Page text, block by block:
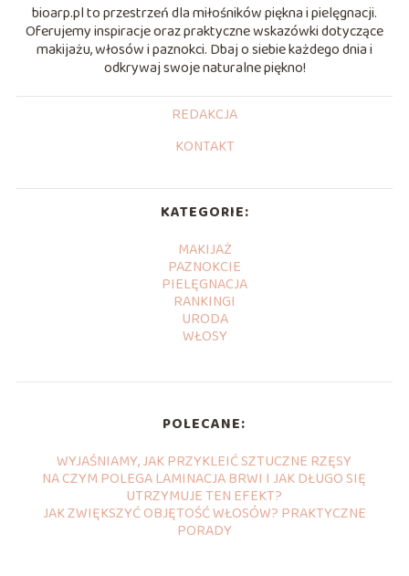
bioarp.pl to przestrzeń dla miłośników piękna i pielęgnacji.
Oferujemy inspiracje oraz praktyczne wskazówki dotyczące
makijażu, włosów i paznokci. Dbaj o siebie każdego dnia i
odkrywaj swoje naturalne piękno!
REDAKCJA
KONTAKT
KATEGORIE:
MAKIJAŻ
PAZNOKCIE
PIELĘGNACJA
RANKINGI
URODA
WŁOSY
POLECANE:
WYJAŚNIAMY, JAK PRZYKLEIĆ SZTUCZNE RZĘSY
NA CZYM POLEGA LAMINACJA BRWI I JAK DŁUGO SIĘ
UTRZYMUJE TEN EFEKT?
JAK ZWIĘKSZYĆ OBJĘTOŚĆ WŁOSÓW? PRAKTYCZNE
PORADY